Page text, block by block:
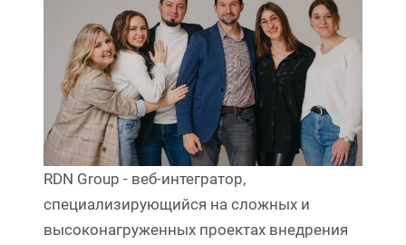
RDN Group - веб-интегратор,
специализирующийся на сложных и
высоконагруженных проектах внедрения